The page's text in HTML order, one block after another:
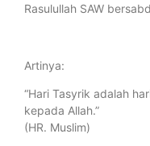
Rasulullah SAW
Artinya:
“Hari Tasyrik adalah
kepada Allah.”
(HR. Muslim)